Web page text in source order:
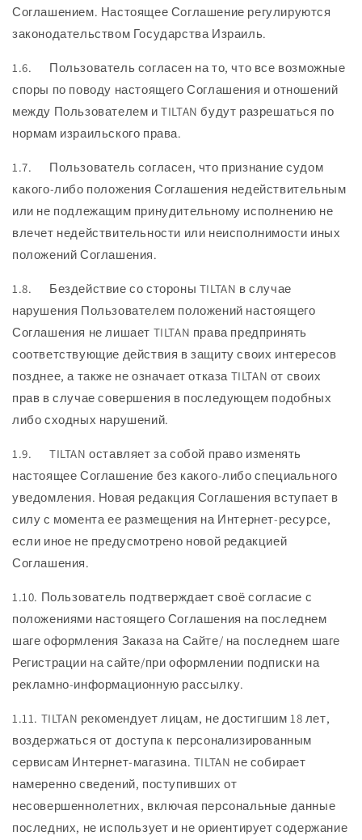
Соглашением. Настоящее Соглашение регулируются
законодательством Государства Израиль.
1.6. Пользователь согласен на то, что все возможные
споры по поводу настоящего Соглашения и отношений
между Пользователем и TILTAN будут разрешаться по
нормам израильского права.
1.7. Пользователь согласен, что признание судом
какого-либо положения Соглашения недействительным
или не подлежащим принудительному исполнению не
влечет недействительности или неисполнимости иных
положений Соглашения.
1.8. Бездействие со стороны TILTAN в случае
нарушения Пользователем положений настоящего
Соглашения не лишает TILTAN права предпринять
соответствующие действия в защиту своих интересов
позднее, а также не означает отказа TILTAN от своих
прав в случае совершения в последующем подобных
либо сходных нарушений.
1.9. TILTAN оставляет за собой право изменять
настоящее Соглашение без какого-либо специального
уведомления. Новая редакция Соглашения вступает в
силу с момента ее размещения на Интернет-ресурсе,
если иное не предусмотрено новой редакцией
Соглашения.
1.10. Пользователь подтверждает своё согласие с
положениями настоящего Соглашения на последнем
шаге оформления Заказа на Сайте/ на последнем шаге
Регистрации на сайте/при оформлении подписки на
рекламно-информационную рассылку.
1.11. TILTAN рекомендует лицам, не достигшим 18 лет,
воздержаться от доступа к персонализированным
сервисам Интернет-магазина. TILTAN не собирает
намеренно сведений, поступивших от
несовершеннолетних, включая персональные данные
последних, не использует и не ориентирует содержание